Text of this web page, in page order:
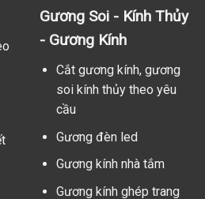
Gương Soi - Kính Thủy
- Gương Kính
Cắt gương kính, gương
soi kính thủy theo yêu
cầu
Gương đèn led
Gương kính nhà tắm
Gương kính ghép trang